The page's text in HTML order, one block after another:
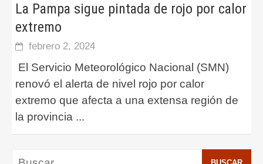
La Pampa sigue pintada de rojo por calor
extremo
febrero 2, 2024
El Servicio Meteorológico Nacional (SMN)
renovó el alerta de nivel rojo por calor
extremo que afecta a una extensa región de
la provincia ...
Buscar: